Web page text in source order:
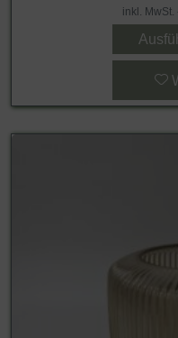
inkl. MwSt.